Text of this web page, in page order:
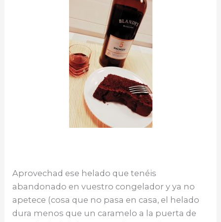
Aprovechad ese helado que tenéis
abandonado en vuestro congelador y ya no
apetece (cosa que no pasa en casa, el helado
dura menos que un caramelo a la puerta de